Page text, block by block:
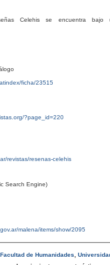
Celehis se encuentra bajo
ficha/23515
?page_id=220
revistas/resenas-celehis
Search Engine)
malena/items/show/2095
Facultad de Humanidades